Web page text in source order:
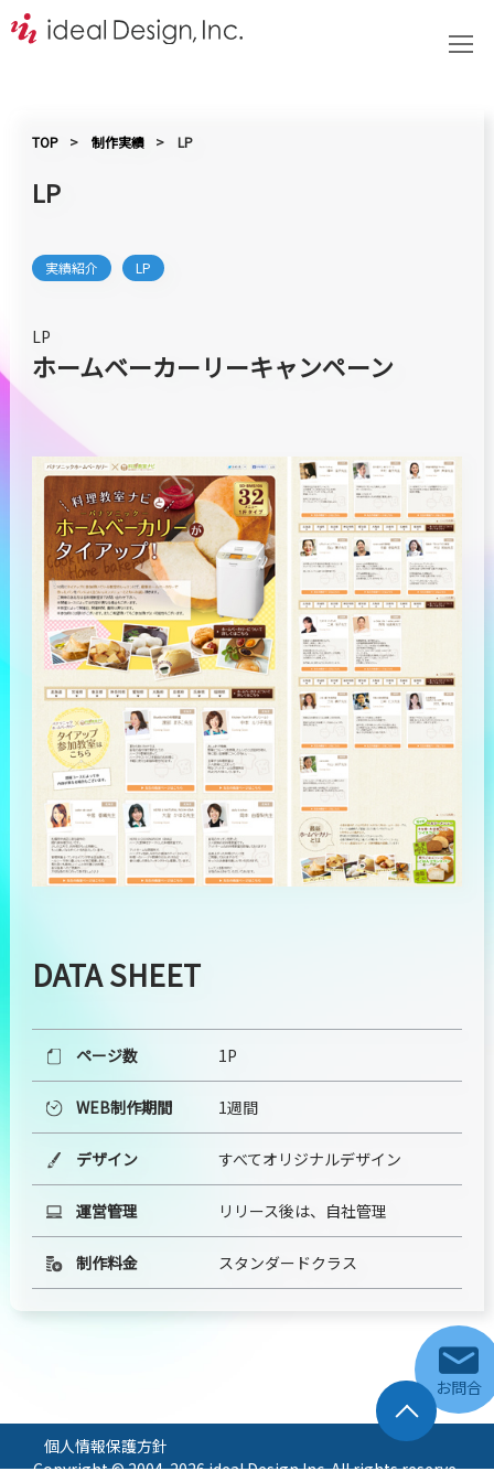
お問合
TOP 制作実績 LP
LP
実績紹介 LP
LP
ホームベーカーリーキャンペーン
DATA SHEET
ページ数 1P
WEB制作期間 1週間
デザイン すべてオリジナルデザイン
運営管理 リリース後は、自社管理
制作料金 スタンダードクラス
個人情報保護方針
Copyright © 2004-2026 ideal Design Inc. All rights reserve